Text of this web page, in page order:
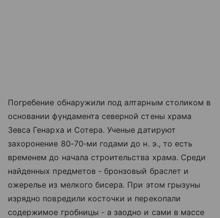
Погребение обнаружили под алтарным столиком в
основании фундамента северной стены храма
Зевса Генарха и Сотера. Ученые датируют
захоронение 80-70‑ми годами до н. э., то есть
временем до начала строительства храма. Среди
найденных предметов - бронзовый браслет и
ожерелье из мелкого бисера. При этом грызуны
изрядно повредили косточки и перекопали
содержимое гробницы - а заодно и сами в массе